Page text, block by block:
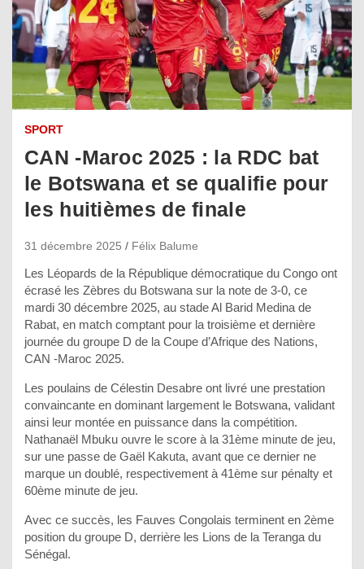
SPORT
CAN -Maroc 2025 : la RDC bat
le Botswana et se qualifie pour
les huitièmes de finale
31 décembre 2025 Félix Balume
Les Léopards de la République démocratique du Congo ont
écrasé les Zèbres du Botswana sur la note de 3-0, ce
mardi 30 décembre 2025, au stade Al Barid Medina de
Rabat, en match comptant pour la troisième et dernière
journée du groupe D de la Coupe d’Afrique des Nations,
CAN -Maroc 2025.
Les poulains de Célestin Desabre ont livré une prestation
convaincante en dominant largement le Botswana, validant
ainsi leur montée en puissance dans la compétition.
Nathanaël Mbuku ouvre le score à la 31ème minute de jeu,
sur une passe de Gaël Kakuta, avant que ce dernier ne
marque un doublé, respectivement à 41ème sur pénalty et
60ème minute de jeu.
Avec ce succès, les Fauves Congolais terminent en 2ème
position du groupe D, derrière les Lions de la Teranga du
Sénégal.